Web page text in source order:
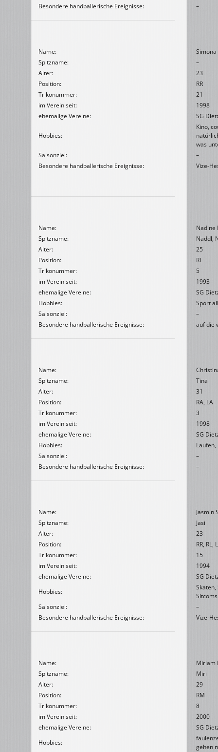
Besondere handballerische Ereignisse: –
Name:
Spitzname:
–
Alter:
23
Position:
RR
Trikonummer:
21
im Verein seit:
1998
ehemalige Vereine:
SG
Hobbies:
Kino,
was
Saisonziel:
–
Besondere handballerische Ereignisse:
Vize-
Name:
Nadine
Spitzname:
Naddl,
Alter:
25
Position:
RL
Trikonummer:
5
im Verein seit:
1993
ehemalige Vereine:
SG
Hobbies:
Sport
Saisonziel:
–
Besondere handballerische Ereignisse:
auf die
Name:
Spitzname:
Tina
Alter:
31
Position:
RA, LA
Trikonummer:
3
im Verein seit:
1998
ehemalige Vereine:
SG
Hobbies:
Laufen,
Saisonziel:
–
Besondere handballerische Ereignisse:
–
Name:
Jasmin
Spitzname:
Jasi
Alter:
23
Position:
RR, RL,
Trikonummer:
15
im Verein seit:
1994
ehemalige Vereine:
SG
Hobbies:
Saisonziel:
–
Besondere handballerische Ereignisse:
Vize-
Name:
Miriam
Spitzname:
Miri
Alter:
29
Position:
RM
Trikonummer:
8
im Verein seit:
2000
ehemalige Vereine:
SG
Hobbies:
gehen